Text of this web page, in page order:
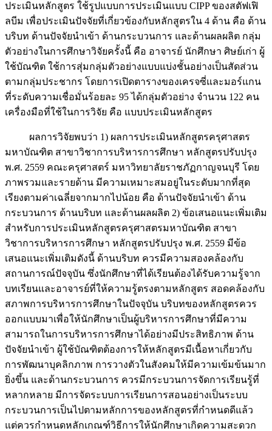
ประเมินหลักสูตร ใช้รูปแบบการประเมินแบบ CIPP ของสตัฟเฟิ
ลบีม เพื่อประเมินปัจจัยที่เกี่ยวข้องกับหลักสูตรใน 4 ด้าน คือ ด้าน
บริบท ด้านปัจจัยนำเข้า ด้านกระบวนการ และด้านผลผลิต กลุ่ม
ตัวอย่างในการศึกษาวิจัยครั้งนี้ คือ อาจารย์ นักศึกษา ศิษย์เก่า ผู้
ใช้บัณฑิต ใช้การสุ่มกลุ่มตัวอย่างแบบแบ่งชั้นอย่างเป็นสัดส่วน
ตามกลุ่มประชากร โดยการเปิดตารางของเครจซี่และมอร์แกน
ที่ระดับความเชื่อมั่นร้อยละ 95 ได้กลุ่มตัวอย่าง จำนวน 122 คน
เครื่องมือที่ใช้ในการวิจัย คือ แบบประเมินหลักสูตร
ผลการวิจัยพบว่า 1) ผลการประเมินหลักสูตรครุศาสตร
มหาบัณฑิต สาขาวิชาการบริหารการศึกษา หลักสูตรปรับปรุง
พ.ศ. 2559 คณะครุศาสตร์ มหาวิทยาลัยราชภัฏกาญจนบุรี โดย
ภาพรวมและรายด้าน มีความเหมาะสมอยู่ในระดับมากที่สุด
เรียงตามค่าเฉลี่ยจากมากไปน้อย คือ ด้านปัจจัยนำเข้า ด้าน
กระบวนการ ด้านบริบท และด้านผลผลิต 2) ข้อเสนอแนะเพิ่มเติม
สำหรับการประเมินหลักสูตรครุศาสตรมหาบัณฑิต สาขา
วิชาการบริหารการศึกษา หลักสูตรปรับปรุง พ.ศ. 2559 มีข้อ
เสนอแนะเพิ่มเติมดังนี้ ด้านบริบท ควรมีความสองคล้องกับ
สถานการณ์ปัจจุบัน ซึ่งนักศึกษาที่ได้เรียนต้องได้รับความรู้จาก
บทเรียนและอาจารย์ที่ให้ความรู้ตรงตามหลักสูตร สอดคล้องกับ
สภาพการบริหารการศึกษาในปัจจุบัน บริบทของหลักสูตรควร
ออกแบบมาเพื่อให้นักศึกษาเป็นผู้บริหารการศึกษาที่มีความ
สามารถในการบริหารการศึกษาได้อย่างมีประสิทธิภาพ ด้าน
ปัจจัยนำเข้า ผู้ใช้บัณฑิตต้องการให้หลักสูตรมีเนื้อหาเกี่ยวกับ
การพัฒนาบุคลิกภาพ การวางตัวในสังคมให้มีความเข้มข้นมาก
ยิ่งขึ้น และด้านกระบวนการ ควรมีกระบวนการจัดการเรียนรู้ที่
หลากหลาย มีการจัดระบบการเรียนการสอนอย่างเป็นระบบ
กระบวนการเป็นไปตามหลักการของหลักสูตรที่กำหนดดีแล้ว
แต่ควรกำหนดหลักเกณฑ์วิธีการให้นักศึกษาเกิดความสะดวก